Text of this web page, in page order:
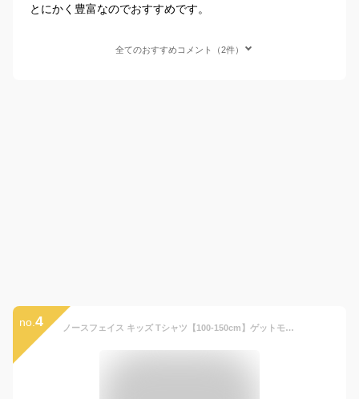
とにかく豊富なのでおすすめです。
全てのおすすめコメント（2件）
no. 4 ノースフェイス キッズ Tシャツ【100-150cm】ゲットモテッドグラフィック North Face【男の子女の子 速乾 マラソン ランニング スポーツ 登山 キャンプ おしゃれアウトドアブランド 子供服】